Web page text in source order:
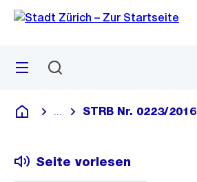
Navigation
Sprunglink
Menü
Deutsch
Blende alle Breadcrumbs ein
STRB Nr. 0223/2016
Seite vorlesen